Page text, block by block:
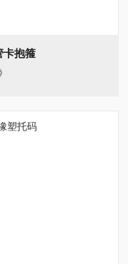
卡抱箍